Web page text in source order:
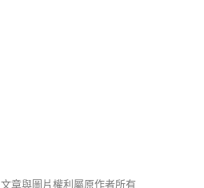
文章與圖片權利屬原作者所有